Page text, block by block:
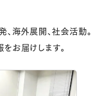
、海外展開、社会活動。
お届けします。